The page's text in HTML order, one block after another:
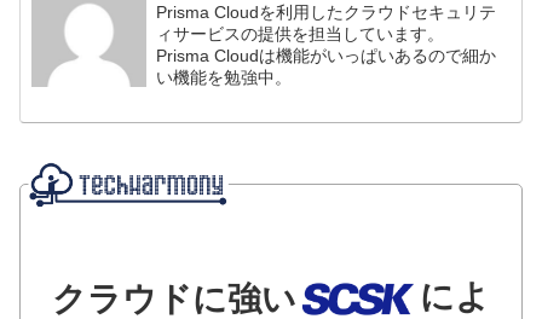
Prisma Cloudを利用したクラウドセキュリテ
ィサービスの提供を担当しています。
Prisma Cloudは機能がいっぱいあるので細か
い機能を勉強中。
クラウドに強い
によ